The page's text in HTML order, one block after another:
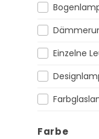
Einzelne
Farbe